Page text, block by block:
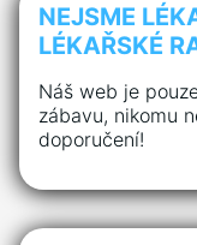
NEJSME
LÉKAŘSKÉ
Náš web je
zábavu, nikomu
doporučení!